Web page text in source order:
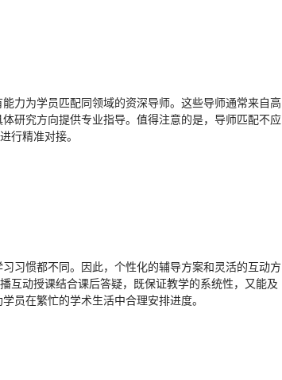
力为学员匹配同领域的资深导师。这些导师通常来自高
研究方向提供专业指导。值得注意的是，导师匹配不应
行精准对接。
习惯都不同。因此，个性化的辅导方案和灵活的互动方
互动授课结合课后答疑，既保证教学的系统性，又能及
员在繁忙的学术生活中合理安排进度。